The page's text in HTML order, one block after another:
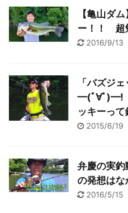
【亀山ダ
ー！！ 超
2016/9/13
「バズジ
━(ﾟ∀ﾟ)━!
ッキーって
2015/6/19
弁慶の実釣
の発想はな
2016/5/15